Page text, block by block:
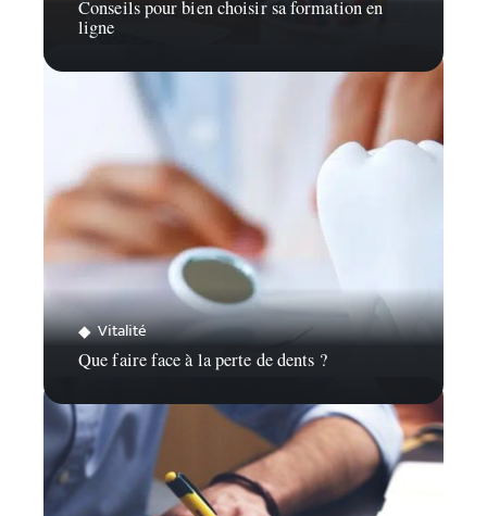
Conseils pour bien choisir sa formation en
ligne
Vitalité
Que faire face à la perte de dents ?